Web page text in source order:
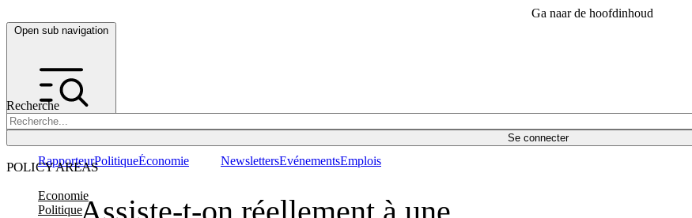
Ga naar de hoofdinhoud
Open sub navigation
Recherche
Se connecter
POLICY AREAS
Economie
Politique
RapporteurPolitiqueÉconomie NewslettersEvénementsEmplois